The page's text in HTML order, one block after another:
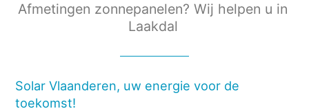
Afmetingen zonnepanelen? Wij helpen u in
Laakdal
Solar Vlaanderen, uw energie voor de
toekomst!